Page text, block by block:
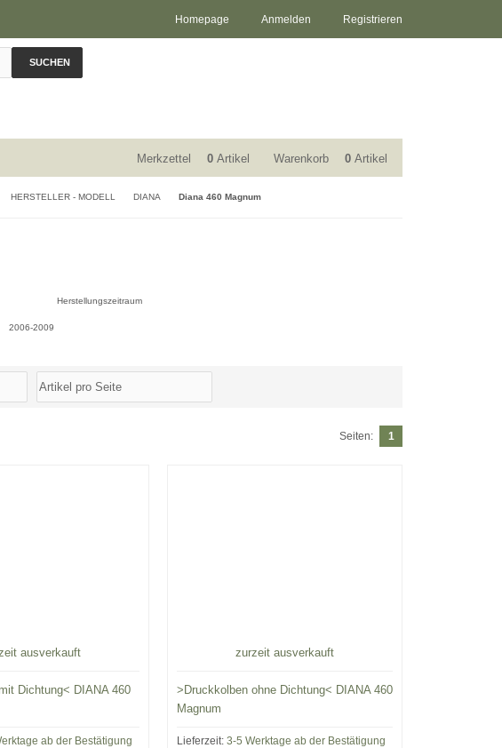
Registrieren
Anmelden
Homepage
SUCHEN
Warenkorb 0 Artikel
Merkzettel 0 Artikel
HERSTELLER - MODELL DIANA Diana 460 Magnum
Herstellungszeitraum
2006-2009
Seiten: 1
ausverkauft
Dichtung< DIANA 460
ab der Bestätigung
zurzeit ausverkauft
>Druckkolben ohne Dichtung< DIANA 460
Magnum
Lieferzeit: 3-5 Werktage ab der Bestätigung